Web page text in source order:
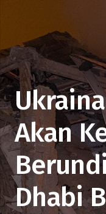
Akan
Dhabi